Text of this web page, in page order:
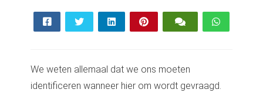
We weten allemaal dat we ons moeten
identificeren wanneer hier om wordt gevraagd.